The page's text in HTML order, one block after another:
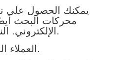
يمكنك الحصول على
محركات البحث
الإلكتروني. الناس المهتمين.
العملاء المحتملين.